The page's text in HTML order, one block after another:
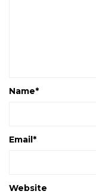
Name*
Email*
Website